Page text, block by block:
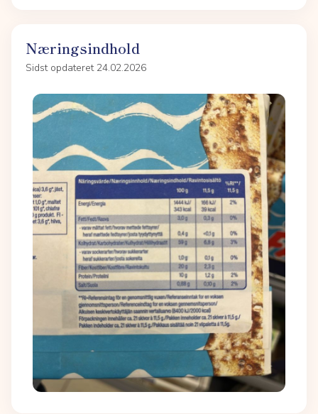
Næringsindhold
Sidst opdateret 24.02.2026